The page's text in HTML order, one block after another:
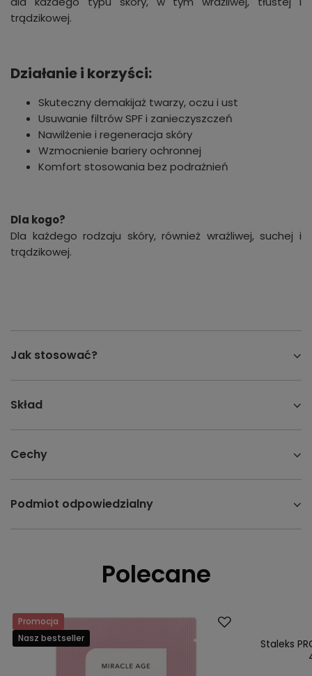
trądzikowej.
Działanie i korzyści:
Skuteczny demakijaż twarzy, oczu i ust
Usuwanie filtrów SPF i zanieczyszczeń
Nawilżenie i regeneracja skóry
Wzmocnienie bariery ochronnej
Komfort stosowania bez podrażnień
Dla kogo?
Dla każdego rodzaju skóry, również wrażliwej, suchej i
trądzikowej.
Jak stosować?
Skład
Cechy
Podmiot odpowiedzialny
Polecane
Promocja
Nasz bestseller
Nasz
Staleks